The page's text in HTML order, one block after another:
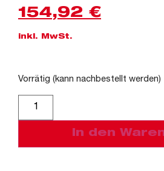
154,92 €
inkl. MwSt.
Vorrätig (kann nachbestellt werden)
In den